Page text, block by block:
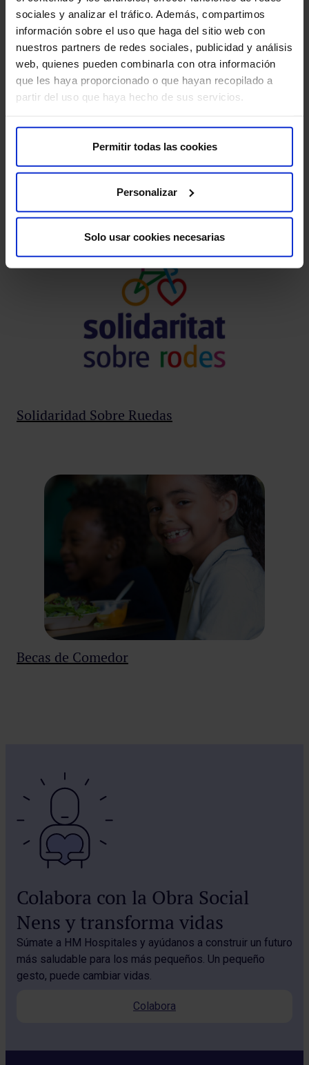
sociales y analizar el tráfico. Además, compartimos
información sobre el uso que haga del sitio web con
nuestros partners de redes sociales, publicidad y análisis
web, quienes pueden combinarla con otra información
que les haya proporcionado o que hayan recopilado a
partir del uso que haya hecho de sus servicios.
Permitir todas las cookies
Personalizar
Solo usar cookies necesarias
Proyecto CEEB
Solidaridad Sobre Ruedas
Becas de Comedor
Colabora con la Obra Social
Nens y transforma vidas
Súmate a HM Hospitales y ayúdanos a construir un futuro
más saludable para los más pequeños. Un pequeño
gesto, puede cambiar vidas.
Colabora